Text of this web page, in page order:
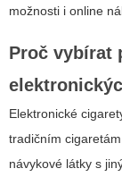
možnosti i online
Proč vybírat
Elektronické
tradičním
návykové látky s